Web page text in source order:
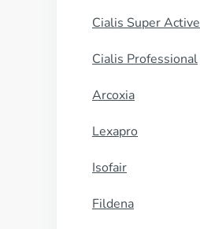
Cialis Super Active
Cialis Professional
Arcoxia
Lexapro
Isofair
Fildena